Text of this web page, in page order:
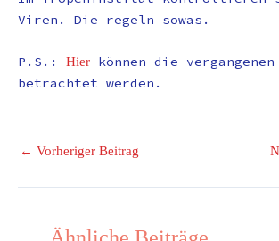
Viren. Die regeln sowas.
P.S.: Hier können die vergangenen
betrachtet werden.
← Vorheriger Beitrag